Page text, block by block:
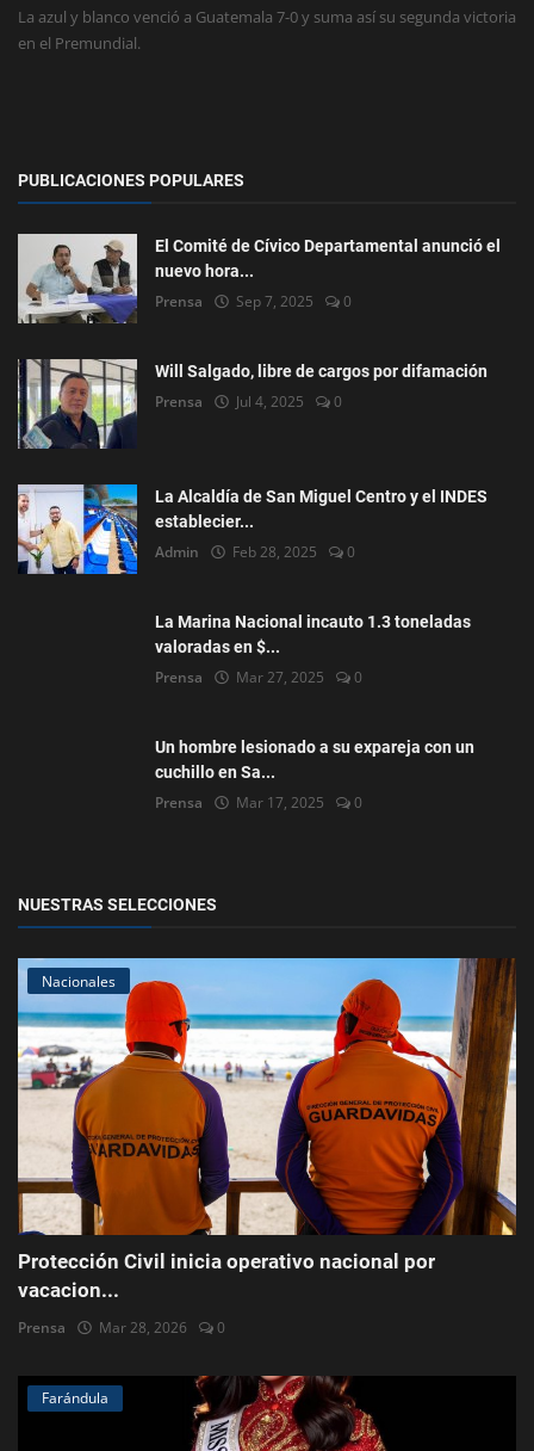
La azul y blanco venció a Guatemala 7-0 y suma así su segunda victoria
en el Premundial.
PUBLICACIONES POPULARES
El Comité de Cívico Departamental anunció el
nuevo hora...
Prensa Sep 7, 2025 0
Will Salgado, libre de cargos por difamación
Prensa Jul 4, 2025 0
La Alcaldía de San Miguel Centro y el INDES
establecier...
Admin Feb 28, 2025 0
La Marina Nacional incauto 1.3 toneladas
valoradas en $...
Prensa Mar 27, 2025 0
Un hombre lesionado a su expareja con un
cuchillo en Sa...
Prensa Mar 17, 2025 0
NUESTRAS SELECCIONES
Nacionales
Protección Civil inicia operativo nacional por
vacacion...
Prensa Mar 28, 2026 0
Farándula